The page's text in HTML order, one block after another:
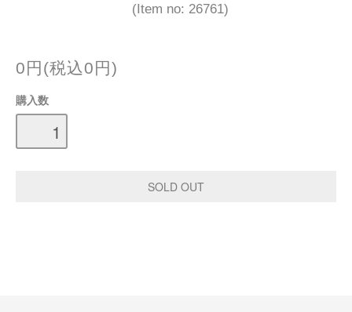
(Item no: 26761)
0円(税込0円)
購入数